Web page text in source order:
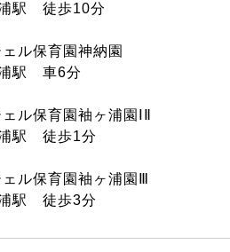
駅 徒歩10分
ル保育園神納園
駅 車6分
ル保育園袖ヶ浦園ⅠⅡ
駅 徒歩1分
ル保育園袖ヶ浦園Ⅲ
駅 徒歩3分